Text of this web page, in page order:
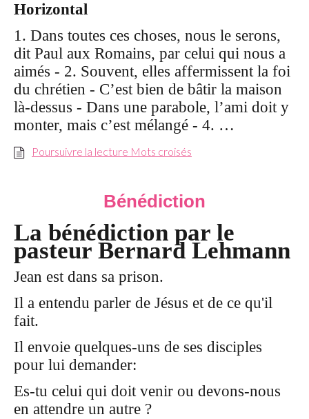
Horizontal
1. Dans toutes ces choses, nous le serons,
dit Paul aux Romains, par celui qui nous a
aimés - 2. Souvent, elles affermissent la foi
du chrétien - C’est bien de bâtir la maison
là-dessus - Dans une parabole, l’ami doit y
monter, mais c’est mélangé - 4. …
Poursuivre la lecture Mots croisés
Bénédiction
La bénédiction par le
pasteur Bernard Lehmann
Jean est dans sa prison.
Il a entendu parler de Jésus et de ce qu'il
fait.
Il envoie quelques-uns de ses disciples
pour lui demander:
Es-tu celui qui doit venir ou devons-nous
en attendre un autre ?